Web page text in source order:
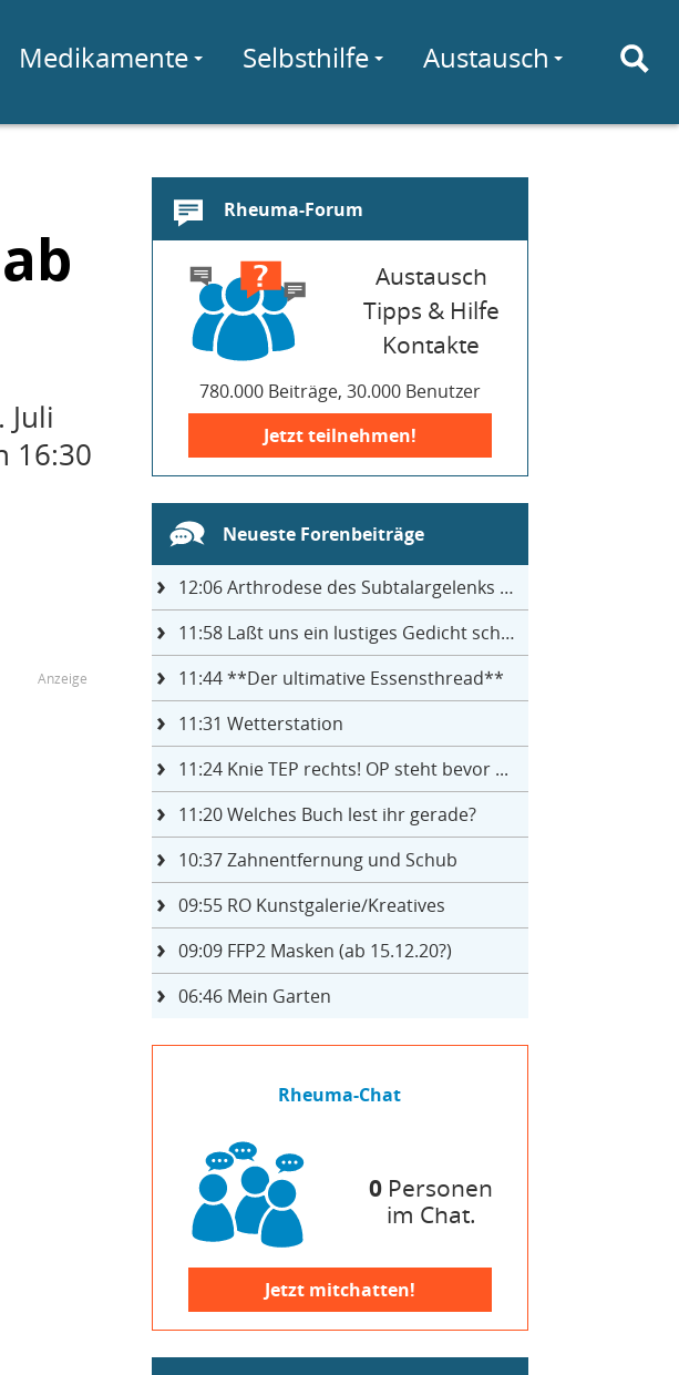
Medikamente Selbsthilfe Austausch
16:30
Rheuma-Forum
Austausch
Tipps & Hilfe
Kontakte
780.000 Beiträge, 30.000 Benutzer
Jetzt teilnehmen!
Neueste Forenbeiträge
12:06Arthrodese des Subtalargelenks mit 27
11:58Laßt uns ein lustiges Gedicht schreiben- jeder einen Satz
11:44**Der ultimative Essensthread**
11:31 Wetterstation
11:24Knie TEP rechts! OP steht bevor ...
11:20Welches Buch lest ihr gerade?
10:37Zahnentfernung und Schub
09:55RO Kunstgalerie/Kreatives
09:09FFP2 Masken (ab 15.12.20?)
06:46Mein Garten
Rheuma-Chat
0 Personen
im Chat.
Jetzt mitchatten!